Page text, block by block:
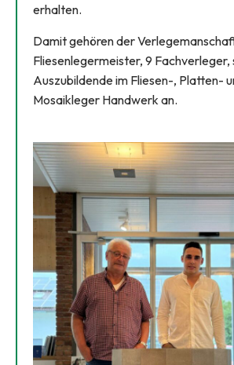
erhalten.
Damit gehören der
Fliesenlegermeister, 9 Fachverleger,
Auszubildende im Fliesen-, Platten-
Mosaikleger Handwerk an.